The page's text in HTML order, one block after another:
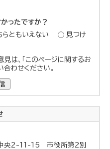
ったですか？
らともいえない
見つけ
は、「このページに関するお
わせください。
央2-11-15 市役所第2別